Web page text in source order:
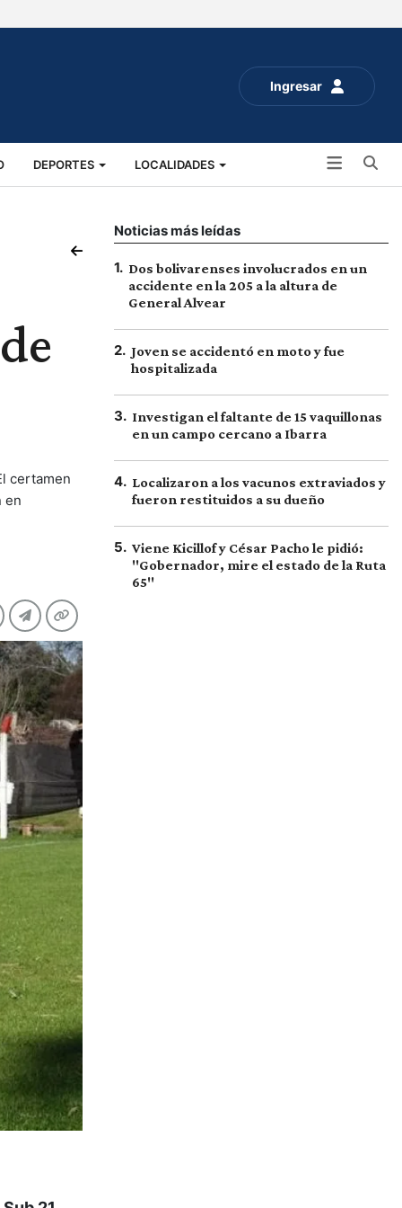
Ingresar
DEPORTES LOCALIDADES
certamen
en
Noticias más leídas
1. Dos bolivarenses involucrados en un
accidente en la 205 a la altura de
General Alvear
2. Joven se accidentó en moto y fue
hospitalizada
3. Investigan el faltante de 15 vaquillonas
en un campo cercano a Ibarra
4. Localizaron a los vacunos extraviados y
fueron restituidos a su dueño
5. Viene Kicillof y César Pacho le pidió:
"Gobernador, mire el estado de la Ruta
65"